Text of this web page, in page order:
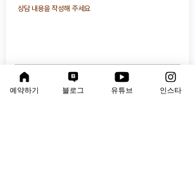
예약하기 블로그 유튜브 인스타